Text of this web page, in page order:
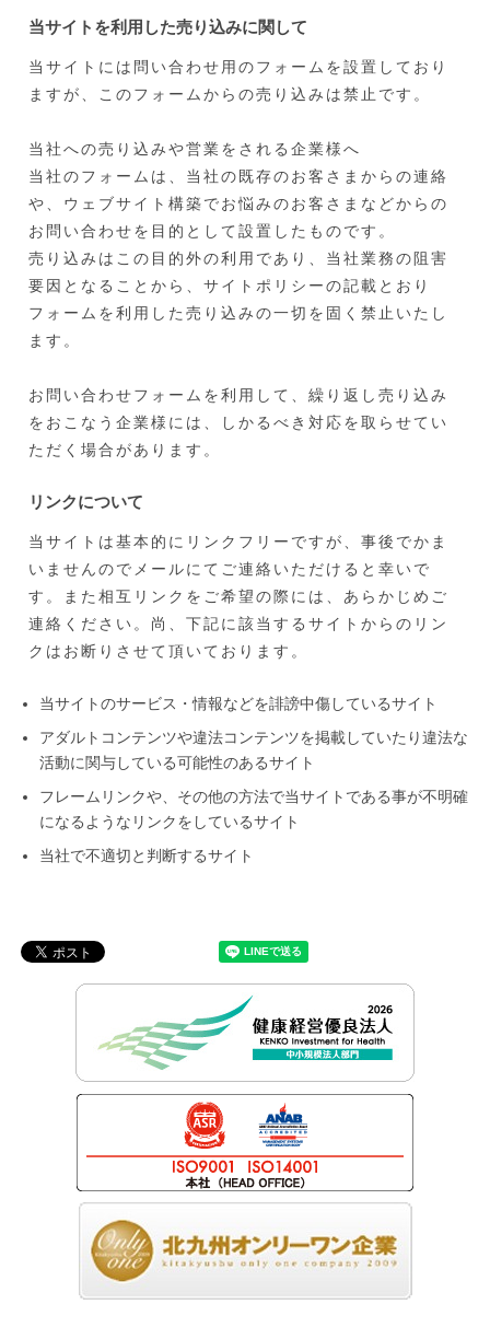
当サイトを利用した売り込みに関して
当サイトには問い合わせ用のフォームを設置しており
ますが、このフォームからの売り込みは禁止です。
当社への売り込みや営業をされる企業様へ
当社のフォームは、当社の既存のお客さまからの連絡
や、ウェブサイト構築でお悩みのお客さまなどからの
お問い合わせを目的として設置したものです。
売り込みはこの目的外の利用であり、当社業務の阻害
要因となることから、サイトポリシーの記載とおり
フォームを利用した売り込みの一切を固く禁止いたし
ます。
お問い合わせフォームを利用して、繰り返し売り込み
をおこなう企業様には、しかるべき対応を取らせてい
ただく場合があります。
リンクについて
当サイトは基本的にリンクフリーですが、事後でかま
いませんのでメールにてご連絡いただけると幸いで
す。また相互リンクをご希望の際には、あらかじめご
連絡ください。尚、下記に該当するサイトからのリン
クはお断りさせて頂いております。
当サイトのサービス・情報などを誹謗中傷しているサイト
アダルトコンテンツや違法コンテンツを掲載していたり違法な
活動に関与している可能性のあるサイト
フレームリンクや、その他の方法で当サイトである事が不明確
になるようなリンクをしているサイト
当社で不適切と判断するサイト